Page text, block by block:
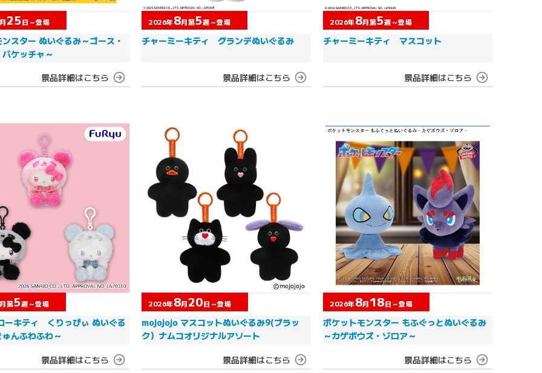
スター ぬいぐるみ～ゴース・
ケッチャ～
月25日～登場
チャーミーキティ グランデぬいぐるみ
2026年8月第5週～登場
チャーミーキティ マスコット
2026年8月第5週～登場
ーキティ くりっぴぃ ぬいぐる
んふわふわ～
月第5週～登場
mojojojo マスコットぬいぐるみ9(ブラッ
ク）ナムコオリジナルアソート
2026年8月20日～登場
ポケットモンスター もふぐっとぬいぐるみ
～カゲボウズ・ゾロア～
2026年8月18日～登場